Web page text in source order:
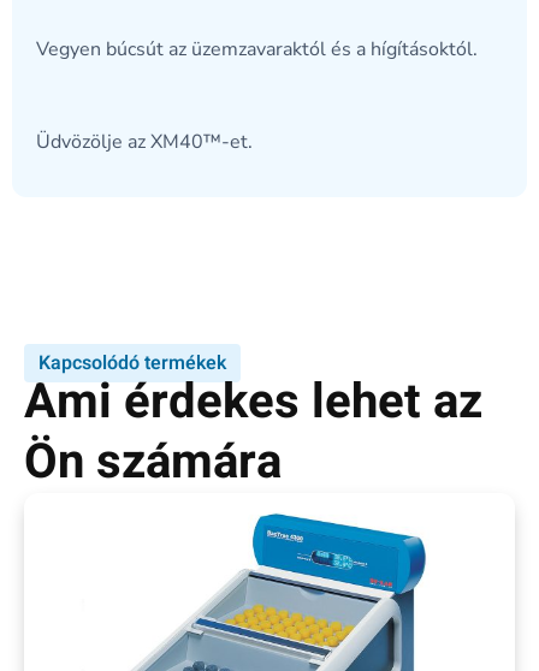
Vegyen búcsút az üzemzavaraktól és a hígításoktól.
Üdvözölje az XM40™-et.
Kapcsolódó termékek
Ami érdekes lehet az
Ön számára